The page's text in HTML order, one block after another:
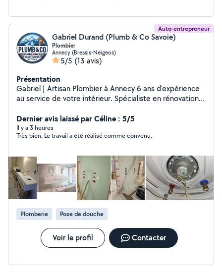
Auto-entrepreneur
Gabriel Durand (Plumb & Co Savoie)
Plombier
Annecy (Bressis-Neigeos)
5/5 (13 avis)
Présentation
Gabriel | Artisan Plombier à Annecy 6 ans d'expérience
au service de votre intérieur. Spécialiste en rénovation
exigence et précision, du conseil technique jusqu'aux
finitions. Mes interventions : Étude & Conception :
Conseil client, dimensionnement des tuyauteries (débit
Rénovation sanitaire : Installation de vos équipements
pour des espaces modernes et durables. Production
d'ECS : Installation et remplacement de chauffe-eaux
électriques. Finition & Étanchéité : Réfection
professionnelle des mastics sanitaires périphériques.
Dépannage Plomberie : Intervention rapide pour la
recherche de fuites, réparation de pannes et remise en
état des réseaux. Votre projet mérite une expertise
rigoureuse.
Dernier avis laissé par Céline : 5/5
Il y a 3 heures
Très bien. Le travail a été réalisé comme convenu.
Plomberie Pose de douche
Voir le profil Contacter